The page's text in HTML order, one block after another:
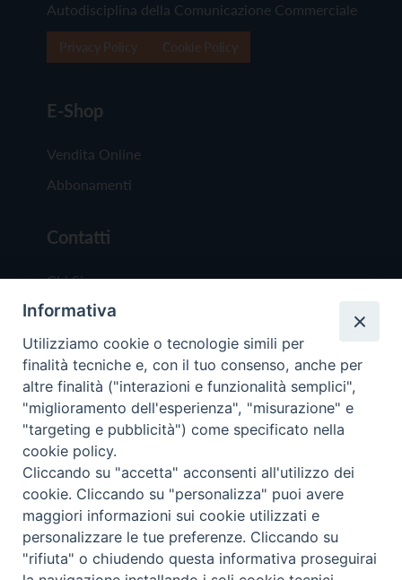
Autodisciplina della Comunicazione Commerciale
E-Shop
Vendita Online
Abbonamenti
Contatti
Chi Siamo
Redazione
Scrivici
Copyright © 2019 - Tutti i diritti riservati - Vita
Trentina Editrice
Privacy Policy
Torna
Informativa
Utilizziamo cookie o tecnologie simili per
finalità tecniche e, con il tuo consenso, anche per
altre finalità ("interazioni e funzionalità semplici",
"miglioramento dell'esperienza", "misurazione" e
"targeting e pubblicità") come specificato nella
cookie policy.
Cliccando su "accetta" acconsenti all'utilizzo dei
cookie. Cliccando su "personalizza" puoi avere
maggiori informazioni sui cookie utilizzati e
personalizzare le tue preferenze. Cliccando su
"rifiuta" o chiudendo questa informativa proseguirai